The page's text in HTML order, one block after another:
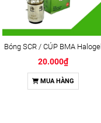
Bóng SCR / CÚP BMA Halogel
20.000₫
MUA HÀNG